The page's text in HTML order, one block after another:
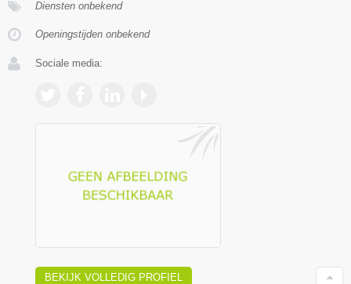
Diensten onbekend
Openingstijden onbekend
Sociale media:
BEKIJK VOLLEDIG PROFIEL